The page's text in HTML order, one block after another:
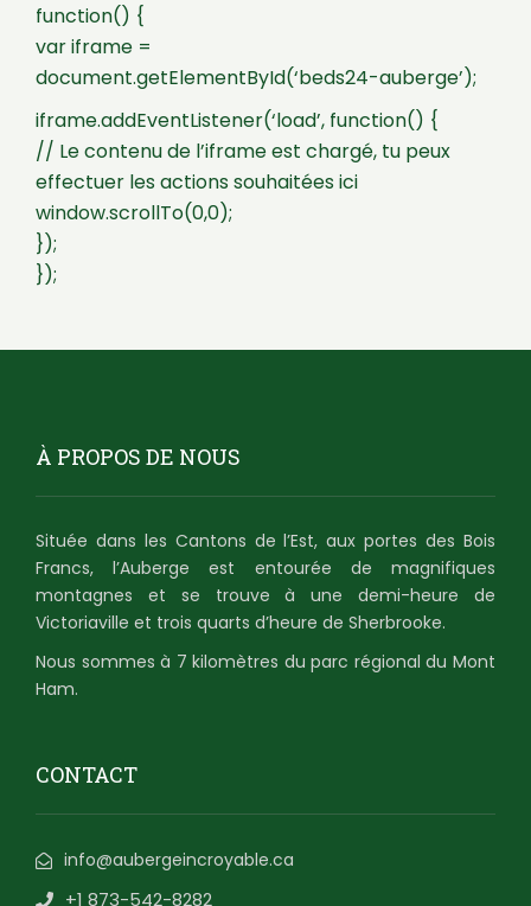
function() {
var iframe =
document.getElementById(‘beds24-auberge’);
iframe.addEventListener(‘load’, function() {
// Le contenu de l’iframe est chargé, tu peux
effectuer les actions souhaitées ici
window.scrollTo(0,0);
});
});
À PROPOS DE NOUS
Située dans les Cantons de l’Est, aux portes des Bois
Francs, l’Auberge est entourée de magnifiques
montagnes et se trouve à une demi-heure de
Victoriaville et trois quarts d’heure de Sherbrooke.
Nous sommes à 7 kilomètres du parc régional du Mont
Ham.
CONTACT
info@aubergeincroyable.ca
+1 873-542-8282